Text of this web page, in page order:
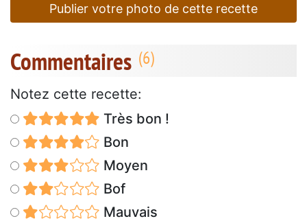
Publier votre photo de cette recette
Commentaires
Notez cette recette:
Très bon !
Bon
Moyen
Bof
Mauvais